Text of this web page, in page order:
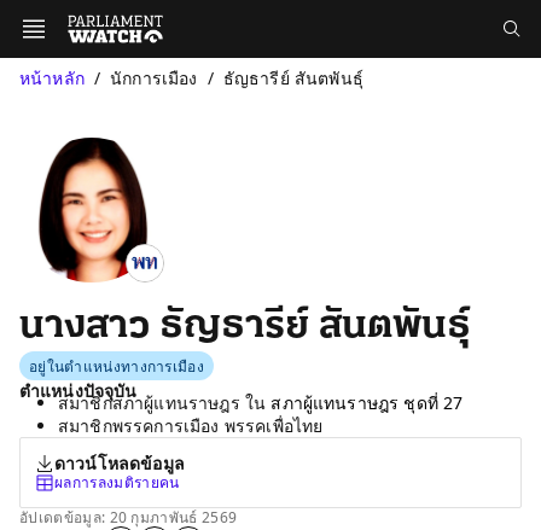
หน้าหลัก นักการเมือง ธัญธารีย์ สันตพันธุ์
นางสาว ธัญธารีย์ สันตพันธุ์
อยู่ในตำแหน่งทางการเมือง
ตำแหน่งปัจจุบัน
สมาชิกสภาผู้แทนราษฎร ใน สภาผู้แทนราษฎร ชุดที่ 27
สมาชิกพรรคการเมือง พรรคเพื่อไทย
ดาวน์โหลดข้อมูล
ผลการลงมติรายคน
อัปเดตข้อมูล: 20 กุมภาพันธ์ 2569